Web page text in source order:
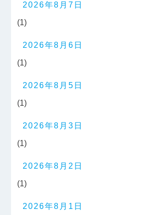
2026年8月7日
(1)
2026年8月6日
(1)
2026年8月5日
(1)
2026年8月3日
(1)
2026年8月2日
(1)
2026年8月1日